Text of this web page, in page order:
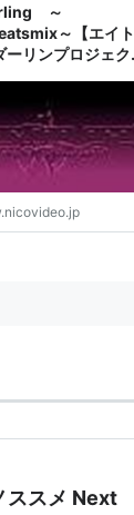
～
～【エイト
ーリンプロジェク
ススメ Next